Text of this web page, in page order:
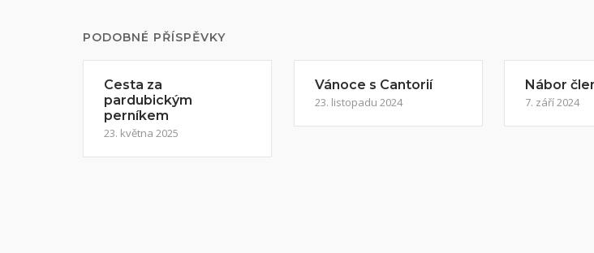
PODOBNÉ PŘÍSPĚVKY
Cesta za
pardubickým
perníkem
23. května 2025
Vánoce s Cantorií
23. listopadu 2024
Nábor
7. září 2024